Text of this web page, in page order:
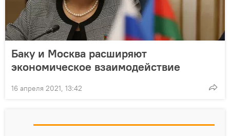
Баку и Москва расширяют
экономическое взаимодействие
16 апреля 2021, 13:42